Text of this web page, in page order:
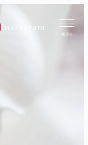
Instagram
MENU